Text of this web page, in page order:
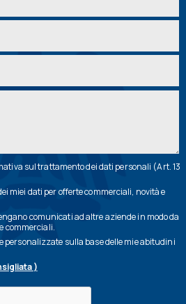
sul trattamento dei dati personali (Art. 13
miei dati per offerte commerciali, novità e
comunicati ad altre aziende in modo da
commerciali.
personalizzate sulla base delle mie abitudini
)